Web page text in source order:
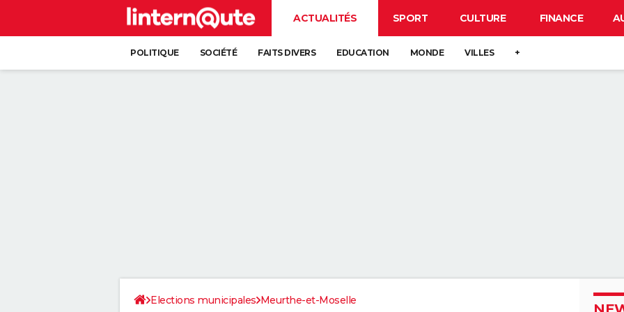
ACTUALITÉS SPORT CULTURE FINANCE
POLITIQUE SOCIÉTÉ FAITS DIVERS EDUCATION MONDE VILLES +
Elections municipales Meurthe-et-Moselle